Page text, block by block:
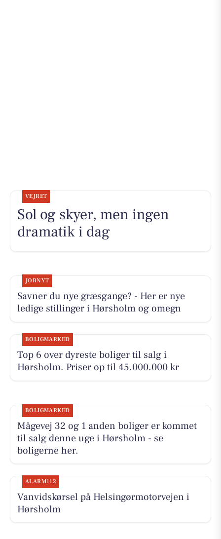
VEJRET
Sol og skyer, men ingen
dramatik i dag
JOBNYT
Savner du nye græsgange? - Her er nye
ledige stillinger i Hørsholm og omegn
BOLIGMARKED
Top 6 over dyreste boliger til salg i
Hørsholm. Priser op til 45.000.000 kr
BOLIGMARKED
Mågevej 32 og 1 anden boliger er kommet
til salg denne uge i Hørsholm - se
boligerne her.
ALARM112
Vanvidskørsel på Helsingørmotorvejen i
Hørsholm